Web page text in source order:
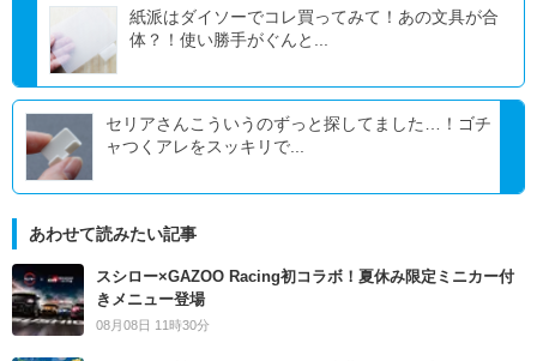
紙派はダイソーでコレ買ってみて！あの文具が合
体？！使い勝手がぐんと...
セリアさんこういうのずっと探してました…！ゴチ
ャつくアレをスッキリで...
あわせて読みたい記事
スシロー×GAZOO Racing初コラボ！夏休み限定ミニカー付
きメニュー登場
08月08日 11時30分